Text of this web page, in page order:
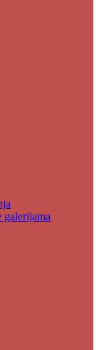
galerijama